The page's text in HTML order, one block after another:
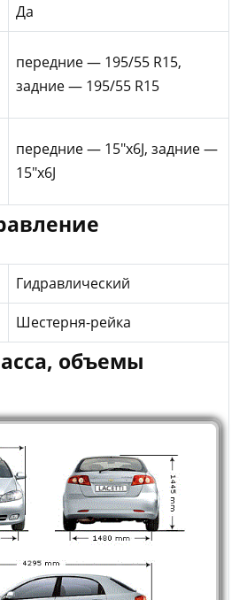
Да
передние — 195/55 R15,
задние — 195/55 R15
передние — 15″x6J, задние —
15″x6J
Гидравлический
Шестерня-рейка
объемы